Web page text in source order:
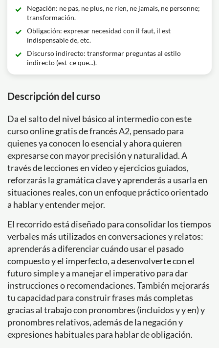
Negación: ne pas, ne plus, ne rien, ne jamais, ne personne;
transformación.
Obligación: expresar necesidad con il faut, il est
indispensable de, etc.
Discurso indirecto: transformar preguntas al estilo
indirecto (est-ce que...).
Descripción del curso
Da el salto del nivel básico al intermedio con este
curso online gratis de francés A2, pensado para
quienes ya conocen lo esencial y ahora quieren
expresarse con mayor precisión y naturalidad. A
través de lecciones en vídeo y ejercicios guiados,
reforzarás la gramática clave y aprenderás a usarla en
situaciones reales, con un enfoque práctico orientado
a hablar y entender mejor.
El recorrido está diseñado para consolidar los tiempos
verbales más utilizados en conversaciones y relatos:
aprenderás a diferenciar cuándo usar el pasado
compuesto y el imperfecto, a desenvolverte con el
futuro simple y a manejar el imperativo para dar
instrucciones o recomendaciones. También mejorarás
tu capacidad para construir frases más completas
gracias al trabajo con pronombres (incluidos y y en) y
pronombres relativos, además de la negación y
expresiones habituales para hablar de obligación.